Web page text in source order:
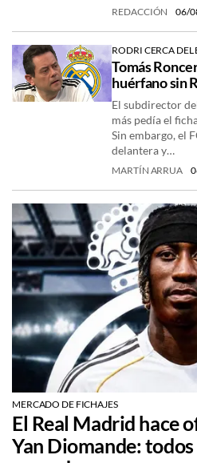
REDACCIÓN 06/
RODRI CERCA DEL
Tomás
huérfano sin
El subdirector
más pedía el
Sin embargo, el
delantera y…
MARTÍN ARRUA
MERCADO DE FICHAJES
El Real Madrid hace
Yan Diomande: